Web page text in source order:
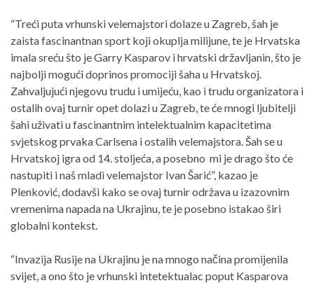
“Treći puta vrhunski velemajstori dolaze u Zagreb, šah je
zaista fascinantnan sport koji okuplja milijune, te je Hrvatska
imala sreću što je Garry Kasparov i hrvatski državljanin, što je
najbolji mogući doprinos promociji šaha u Hrvatskoj.
Zahvaljujući njegovu trudu i umijeću, kao i trudu organizatora i
ostalih ovaj turnir opet dolazi u Zagreb, te će mnogi ljubitelji
šahi uživati u fascinantnim intelektualnim kapacitetima
svjetskog prvaka Carlsena i ostalih velemajstora. Šah se u
Hrvatskoj igra od 14. stoljeća, a posebno mi je drago što će
nastupiti i naš mladi velemajstor Ivan Šarić”, kazao je
Plenković, dodavši kako se ovaj turnir održava u izazovnim
vremenima napada na Ukrajinu, te je posebno istakao širi
globalni kontekst.
“Invazija Rusije na Ukrajinu je na mnogo načina promijenila
svijet, a ono što je vrhunski intetektualac poput Kasparova